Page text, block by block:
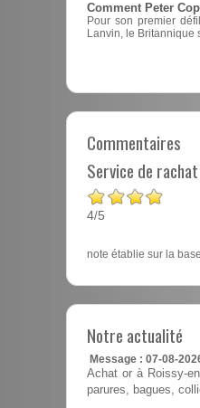
Comment Peter
Pour son premier
Lanvin, le Britannique
Commentaires
Service de
4/5
note établie sur la
Notre actualité
Message : 07-08-
Achat or à Roissy-
parures, bagues,